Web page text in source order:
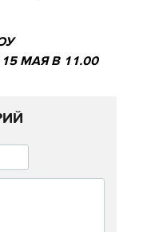
МАЯ В 11.00